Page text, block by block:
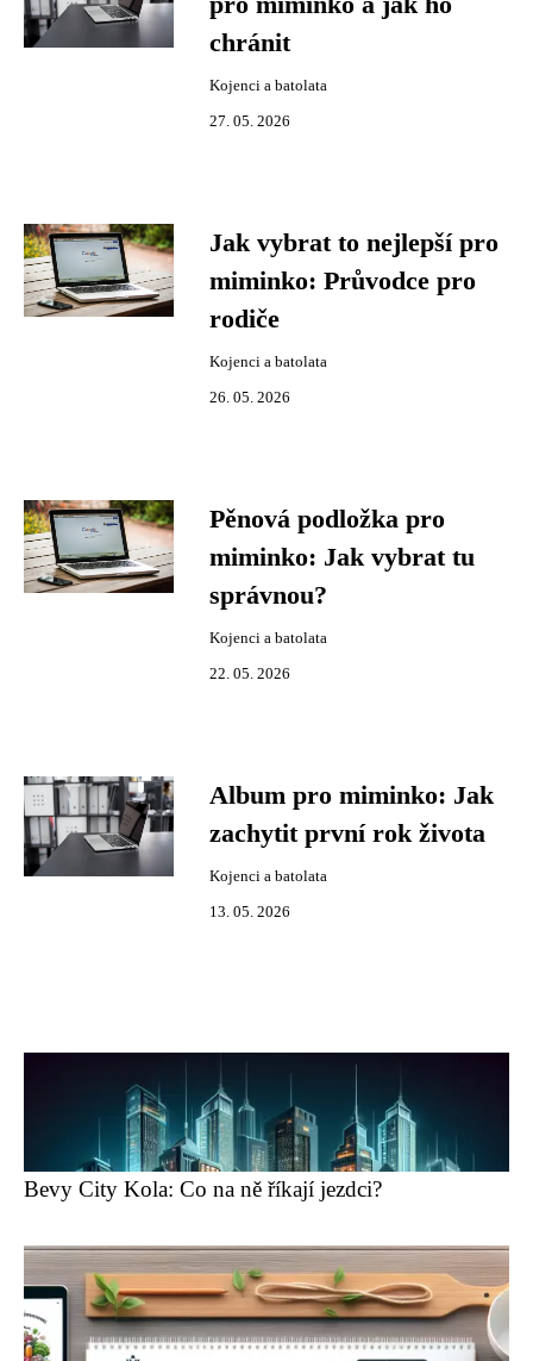
chránit
Kojenci a batolata
27. 05. 2026
Jak vybrat to nejlepší pro
miminko: Průvodce pro
rodiče
Kojenci a batolata
26. 05. 2026
Pěnová podložka pro
miminko: Jak vybrat tu
správnou?
Kojenci a batolata
22. 05. 2026
Album pro miminko: Jak
zachytit první rok života
Kojenci a batolata
13. 05. 2026
Bevy City Kola: Co na ně říkají jezdci?